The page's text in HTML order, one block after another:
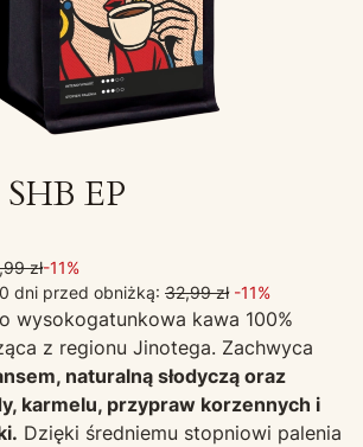
EP
zł-11%
dni przed obniżką: 32,99 zł -11%
wysokogatunkowa kawa 100%
z regionu Jinotega. Zachwyca
naturalną słodyczą oraz
karmelu, przypraw korzennych i
Dzięki średniemu stopniowi palenia